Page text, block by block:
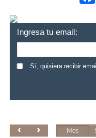
Ingresa tu email:
Sí, quisiera recibir
Mes